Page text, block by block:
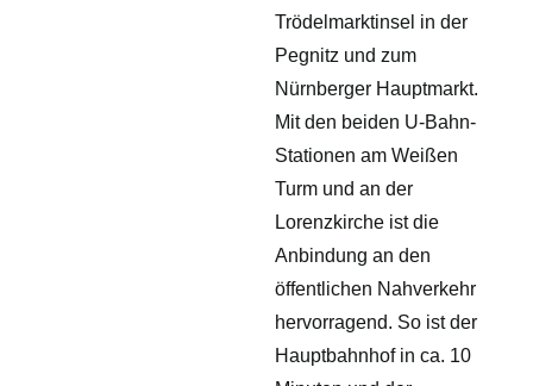
Trödelmarktinsel in der
Pegnitz und zum
Nürnberger Hauptmarkt.
Mit den beiden U-Bahn-
Stationen am Weißen
Turm und an der
Lorenzkirche ist die
Anbindung an den
öffentlichen Nahverkehr
hervorragend. So ist der
Hauptbahnhof in ca. 10